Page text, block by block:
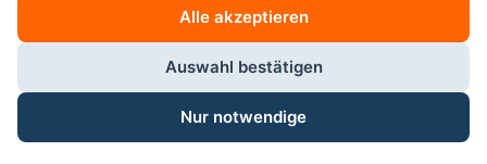
Volkswagen T-Cross
R-Line 1.5 TSI DSG *AHK, IQ.LIGHT, ACC,
Benzin, Benzin Automatik, Automatik
Alle akzeptieren
Auswahl bestätigen
Nur notwendige